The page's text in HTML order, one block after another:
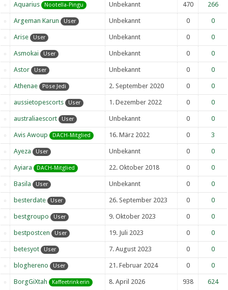
Aquarius Nootella-Pingu Unbekannt 470 266
Argeman Karun User Unbekannt 0 0
Arise User Unbekannt 0 0
Asmokai User Unbekannt 0 0
Astor User Unbekannt 0 0
Athenae Pöse Jedi 2. September 2020 0 0
aussietopescorts User 1. Dezember 2022 0 0
australiaescort User Unbekannt 0 0
Avis Awoup DACH-Mitglied 16. März 2022 0 3
Ayeza User Unbekannt 0 0
Ayiara DACH-Mitglied 22. Oktober 2018 0 0
Basila User Unbekannt 0 0
besterdate User 26. September 2023 0 0
bestgroupo User 9. Oktober 2023 0 0
bestpostcen User 19. Juli 2023 0 0
betesyot User 7. August 2023 0 0
bloghereno User 21. Februar 2024 0 0
BorgGiXtah Kaffeetrinkerin 8. April 2026 938 624